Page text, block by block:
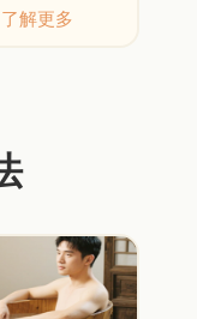
了解更多